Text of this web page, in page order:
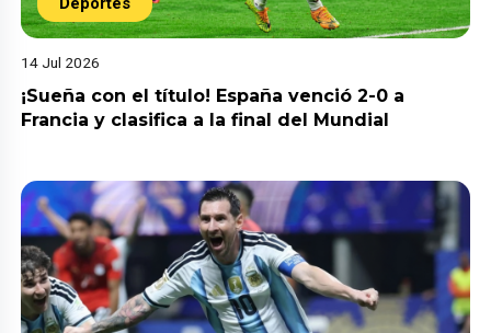
14 Jul 2026
¡Sueña con el título! España venció 2-0 a
Francia y clasifica a la final del Mundial